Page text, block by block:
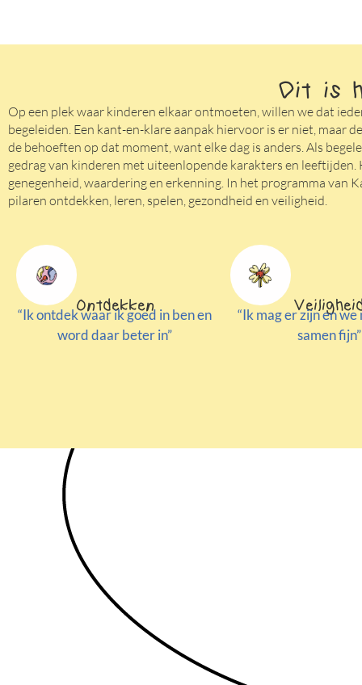
Dit is
Op een plek waar kinderen elkaar ontmoeten, willen we dat
begeleiden. Een kant-en-klare aanpak hiervoor is er niet, maar
de behoeften op dat moment, want elke dag is anders. Als
gedrag van kinderen met uiteenlopende karakters en
genegenheid, waardering en erkenning. In het programma
pilaren ontdekken, leren, spelen, gezondheid en veiligheid.
Ontdekken
“Ik ontdek waar ik goed in ben en
word daar beter in”
“Ik mag er zijn en we
samen fijn”